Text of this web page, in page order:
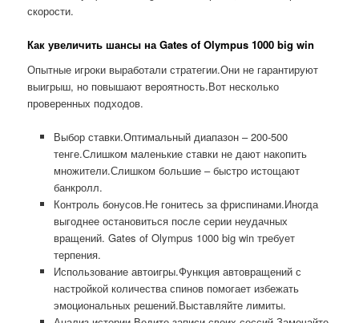
скорости.
Как увеличить шансы на Gates of Olympus 1000 big win
Опытные игроки выработали стратегии.Они не гарантируют
выигрыш, но повышают вероятность.Вот несколько
проверенных подходов.
Выбор ставки.Оптимальный диапазон – 200-500
тенге.Слишком маленькие ставки не дают накопить
множители.Слишком большие – быстро истощают
банкролл.
Контроль бонусов.Не гонитесь за фриспинами.Иногда
выгоднее остановиться после серии неудачных
вращений. Gates of Olympus 1000 big win требует
терпения.
Использование автоигры.Функция автовращений с
настройкой количества спинов помогает избежать
эмоциональных решений.Выставляйте лимиты.